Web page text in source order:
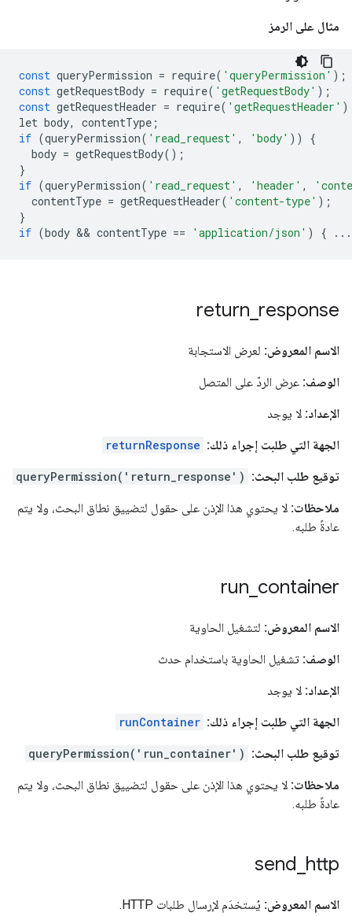
مثال على الرمز
const queryPermission = require( 'queryPermission' );
const getRequestBody = require( 'getRequestBody' );
const getRequestHeader = require( 'getRequestHeader'
let body, contentType ;
if (queryPermission( 'read_request' , 'body' ))
{
body = getRequestBody();
}
if (queryPermission( 'read_request' , 'header' ,
contentType = getRequestHeader( 'content-type' );
}
if (body && contentType == 'application/json' ) { ...
return response
الاسم المعروض: لعرض الاستجابة
الوصف: عرض الردّ على المتصل
الإعداد: لا يوجد
الجهة التي طلبت إجراء ذلك: returnResponse
توقيع طلب البحث: queryPermission('return_response')
ملاحظات: لا يحتوي هذا الإذن على حقول لتضييق نطاق البحث، ولا يتم
عادةً طلبه.
run container
الاسم المعروض: لتشغيل الحاوية
الوصف: تشغيل الحاوية باستخدام حدث
الإعداد: لا يوجد
الجهة التي طلبت إجراء ذلك: runContainer
توقيع طلب البحث: queryPermission('run_container')
ملاحظات: لا يحتوي هذا الإذن على حقول لتضييق نطاق البحث، ولا يتم
عادةً طلبه.
send http
الاسم المعروض: يُستخدَم لإرسال طلبات HTTP.